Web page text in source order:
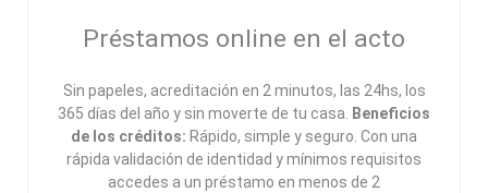
Préstamos online en el acto
Sin papeles, acreditación en 2 minutos, las 24hs, los
365 días del año y sin moverte de tu casa. Beneficios
de los créditos: Rápido, simple y seguro. Con una
rápida validación de identidad y mínimos requisitos
accedes a un préstamo en menos de 2